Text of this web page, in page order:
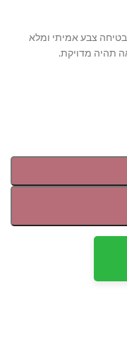
צבע אמיתי ומלא
תהיה מדויקת.